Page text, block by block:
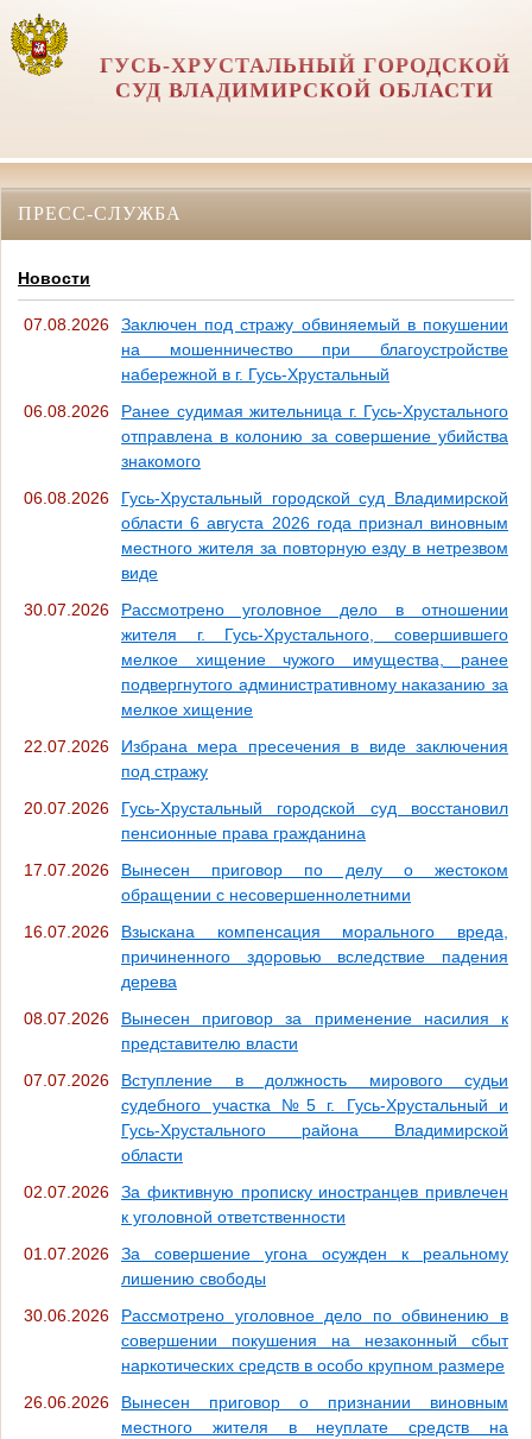
ГУСЬ-ХРУСТАЛЬНЫЙ ГОРОДСКОЙ
СУД ВЛАДИМИРСКОЙ ОБЛАСТИ
ПРЕСС-СЛУЖБА
Новости
07.08.2026
Заключен под стражу обвиняемый в покушении
на мошенничество при благоустройстве
набережной в г. Гусь-Хрустальный
06.08.2026
Ранее судимая жительница г. Гусь-Хрустального
отправлена в колонию за совершение убийства
знакомого
06.08.2026
Гусь-Хрустальный городской суд Владимирской
области 6 августа 2026 года признал виновным
местного жителя за повторную езду в нетрезвом
виде
30.07.2026
Рассмотрено уголовное дело в отношении
жителя г. Гусь-Хрустального, совершившего
мелкое хищение чужого имущества, ранее
подвергнутого административному наказанию за
мелкое хищение
22.07.2026
Избрана мера пресечения в виде заключения
под стражу
20.07.2026
Гусь-Хрустальный городской суд восстановил
пенсионные права гражданина
17.07.2026
Вынесен приговор по делу о жестоком
обращении с несовершеннолетними
16.07.2026
Взыскана компенсация морального вреда,
причиненного здоровью вследствие падения
дерева
08.07.2026
Вынесен приговор за применение насилия к
представителю власти
07.07.2026
Вступление в должность мирового судьи
судебного участка №5 г. Гусь-Хрустальный и
Гусь-Хрустального района Владимирской
области
02.07.2026
За фиктивную прописку иностранцев привлечен
к уголовной ответственности
01.07.2026
За совершение угона осужден к реальному
лишению свободы
30.06.2026
Рассмотрено уголовное дело по обвинению в
совершении покушения на незаконный сбыт
наркотических средств в особо крупном размере
26.06.2026
Вынесен приговор о признании виновным
местного жителя в неуплате средств на